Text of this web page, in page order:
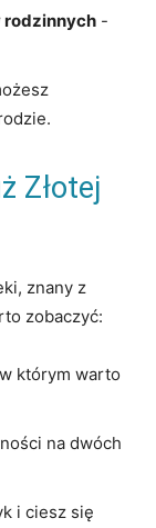
rodzinnych -⁣
Złotej
znany ‌z⁤
zobaczyć:
którym warto
na dwóch
i ciesz się